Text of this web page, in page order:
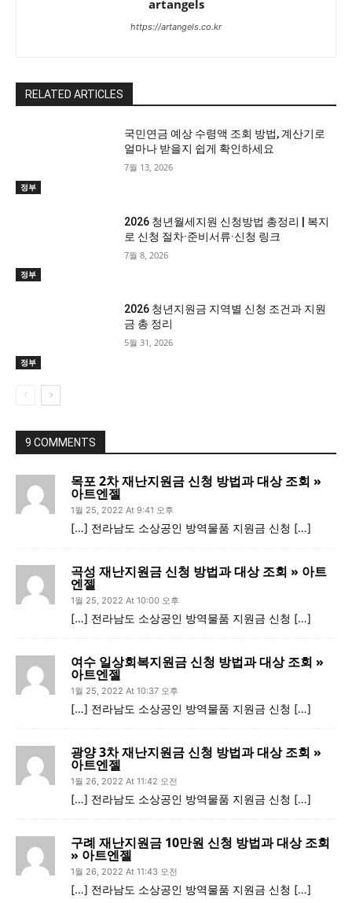
artangels
https://artangels.co.kr
RELATED ARTICLES
정부
국민연금 예상 수령액 조회 방법, 계산기로
얼마나 받을지 쉽게 확인하세요
7월 13, 2026
정부
2026 청년월세지원 신청방법 총정리 | 복지
로 신청 절차·준비서류·신청 링크
7월 8, 2026
정부
2026 청년지원금 지역별 신청 조건과 지원
금 총 정리
5월 31, 2026
9 COMMENTS
목포 2차 재난지원금 신청 방법과 대상 조회 »
아트엔젤
1월 25, 2022 At 9:41 오후
[…] 전라남도 소상공인 방역물품 지원금 신청 […]
곡성 재난지원금 신청 방법과 대상 조회 » 아트
엔젤
1월 25, 2022 At 10:00 오후
[…] 전라남도 소상공인 방역물품 지원금 신청 […]
여수 일상회복지원금 신청 방법과 대상 조회 »
아트엔젤
1월 25, 2022 At 10:37 오후
[…] 전라남도 소상공인 방역물품 지원금 신청 […]
광양 3차 재난지원금 신청 방법과 대상 조회 »
아트엔젤
1월 26, 2022 At 11:42 오전
[…] 전라남도 소상공인 방역물품 지원금 신청 […]
구례 재난지원금 10만원 신청 방법과 대상 조회
» 아트엔젤
1월 26, 2022 At 11:43 오전
[…] 전라남도 소상공인 방역물품 지원금 신청 […]